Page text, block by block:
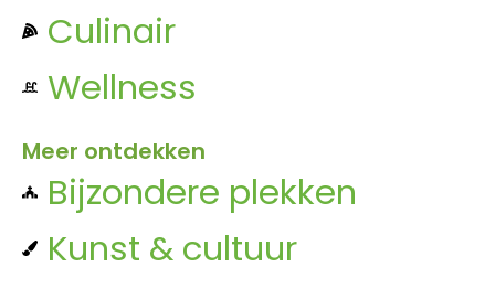
Culinair
Wellness
Meer ontdekken
Bijzondere plekken
Kunst & cultuur